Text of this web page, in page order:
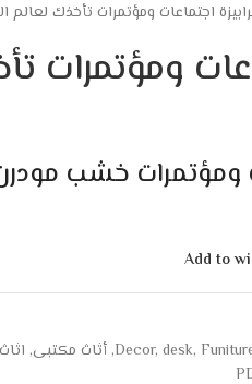
اجتماعات ومؤتمرات تأخذك لعالم
ومؤتمرات
ومؤتمرات خشب
Add to
Decor, desk,
, أثاث مكتبى,